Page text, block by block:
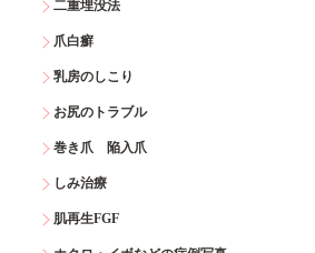
二重埋没法
爪白癬
乳房のしこり
お尻のトラブル
巻き爪 陥入爪
しみ治療
肌再生FGF